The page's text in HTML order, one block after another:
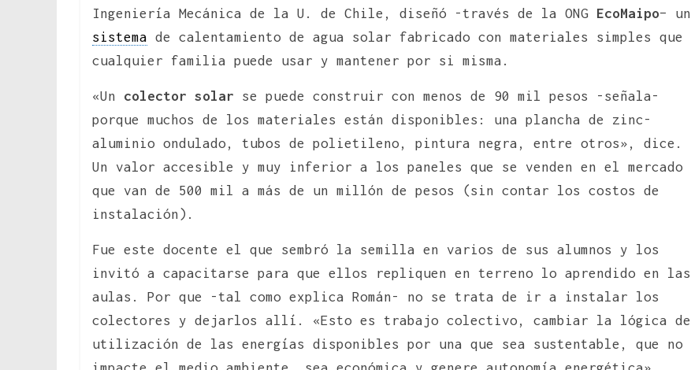
Ingeniería Mecánica de la U. de Chile, diseñó -través de la ONG EcoMaipo– un
sistema de calentamiento de agua solar fabricado con materiales simples que
cualquier familia puede usar y mantener por si misma.
«Un colector solar se puede construir con menos de 90 mil pesos -señala-
porque muchos de los materiales están disponibles: una plancha de zinc-
aluminio ondulado, tubos de polietileno, pintura negra, entre otros», dice.
Un valor accesible y muy inferior a los paneles que se venden en el mercado
que van de 500 mil a más de un millón de pesos (sin contar los costos de
instalación).
Fue este docente el que sembró la semilla en varios de sus alumnos y los
invitó a capacitarse para que ellos repliquen en terreno lo aprendido en las
aulas. Por que -tal como explica Román- no se trata de ir a instalar los
colectores y dejarlos allí. «Esto es trabajo colectivo, cambiar la lógica de
utilización de las energías disponibles por una que sea sustentable, que no